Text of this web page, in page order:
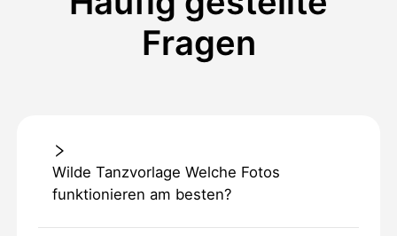
Fragen
Wilde Tanzvorlage Welche Fotos
funktionieren am besten?